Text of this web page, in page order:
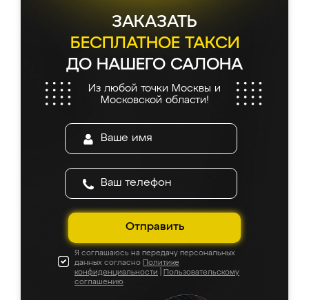
ЗАКАЗАТЬ
БЕСПЛАТНОЕ ТАКСИ
ДО НАШЕГО САЛОНА
Из любой точки Москвы и
Московской области!
Отправить
Я соглашаюсь на передачу персональных
данных согласно Политике
конфиденциальности
Пользовательскому
соглашению